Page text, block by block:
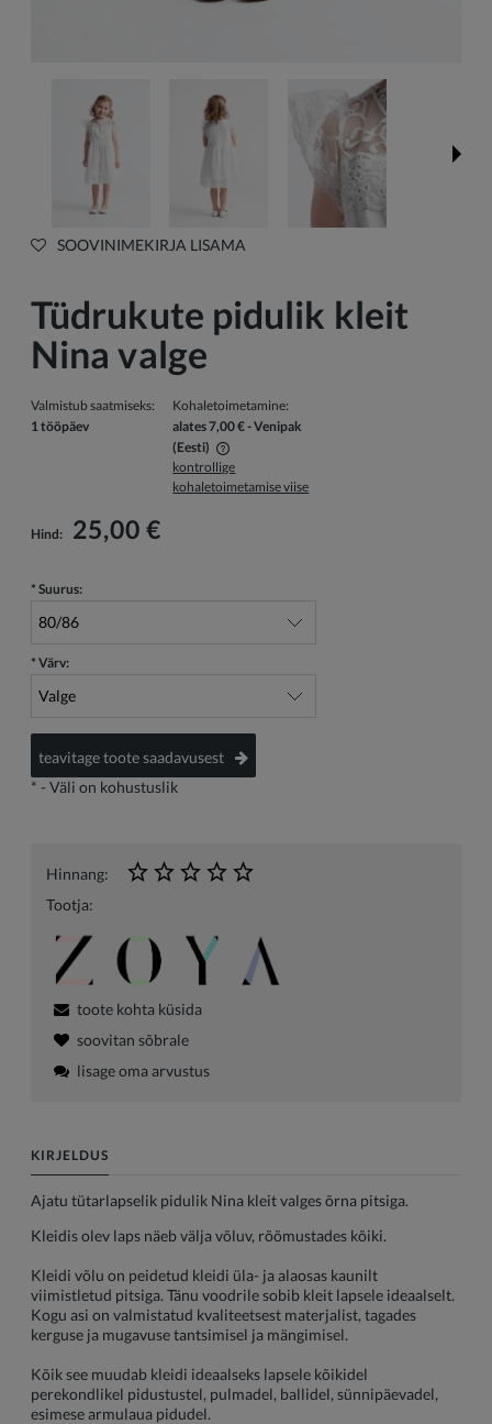
SOOVINIMEKIRJA LISAMA
Tüdrukute pidulik kleit
Nina valge
Valmistub saatmiseks:
1 tööpäev
Kohaletoimetamine:
alates 7,00 €- Venipak
(Eesti)
Hind ei sisalda võimalikke maksekulusid
kontrollige
kohaletoimetamise viise
Hind: 25,00 €
* Suurus:
* Värv:
teavitage toote saadavusest
* - Väli on kohustuslik
Hinnang:
Tootja:
toote kohta küsida
soovitan sõbrale
lisage oma arvustus
KIRJELDUS
Ajatu tütarlapselik pidulik Nina kleit valges õrna pitsiga.
Kleidis olev laps näeb välja võluv, rõõmustades kõiki.
Kleidi võlu on peidetud kleidi üla- ja alaosas kaunilt
viimistletud pitsiga. Tänu voodrile sobib kleit lapsele ideaalselt.
Kogu asi on valmistatud kvaliteetsest materjalist, tagades
kerguse ja mugavuse tantsimisel ja mängimisel.
Kõik see muudab kleidi ideaalseks lapsele kõikidel
perekondlikel pidustustel, pulmadel, ballidel, sünnipäevadel,
esimese armulaua pidudel.